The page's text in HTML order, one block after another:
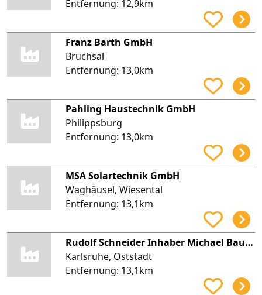
Entfernung: 12,9km
Franz Barth GmbH
Bruchsal
Entfernung: 13,0km
Pahling Haustechnik GmbH
Philippsburg
Entfernung: 13,0km
MSA Solartechnik GmbH
Waghäusel, Wiesental
Entfernung: 13,1km
Rudolf Schneider Inhaber Michael Baumann e.K.
Karlsruhe, Oststadt
Entfernung: 13,1km